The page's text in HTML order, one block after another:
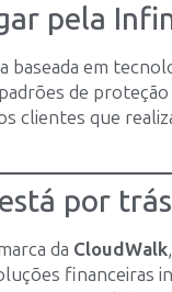
pela
baseada em
de
clientes que
por
da CloudWalk
financeiras